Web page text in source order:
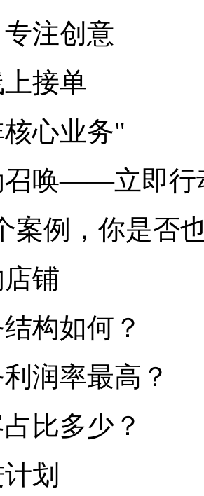
注创意
接单
心业务"
召唤——立即行
案例，你是否
铺
构如何？
润率最高？
比多少？
划